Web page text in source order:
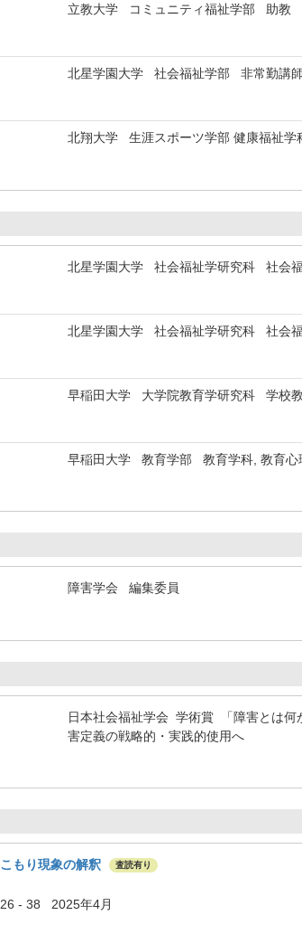
立教大学 コミュニティ福祉学部 助教
北星学園大学 社会福祉学部 非常勤講師
北翔大学 生涯スポーツ学部 健康福祉
北星学園大学 社会福祉学研究科 社会
北星学園大学 社会福祉学研究科 社会
早稲田大学 大学院教育学研究科 学校教
早稲田大学 教育学部 教育学科, 教育心
障害学会 編集委員
日本社会福祉学会 学術賞 「障害とは
害定義の戦略的・実践的使用へ
もり現象の解釈 査読有り
- 38 2025年4月